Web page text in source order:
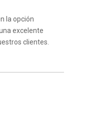
la opción
excelente
clientes.